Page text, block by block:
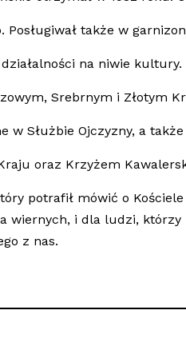
Posługiwał także w
na niwie
Srebrnym i Złotym
w Służbie Ojczyzny, a
oraz Krzyżem
potrafił mówić o
wiernych, i dla ludzi, którzy
z nas.